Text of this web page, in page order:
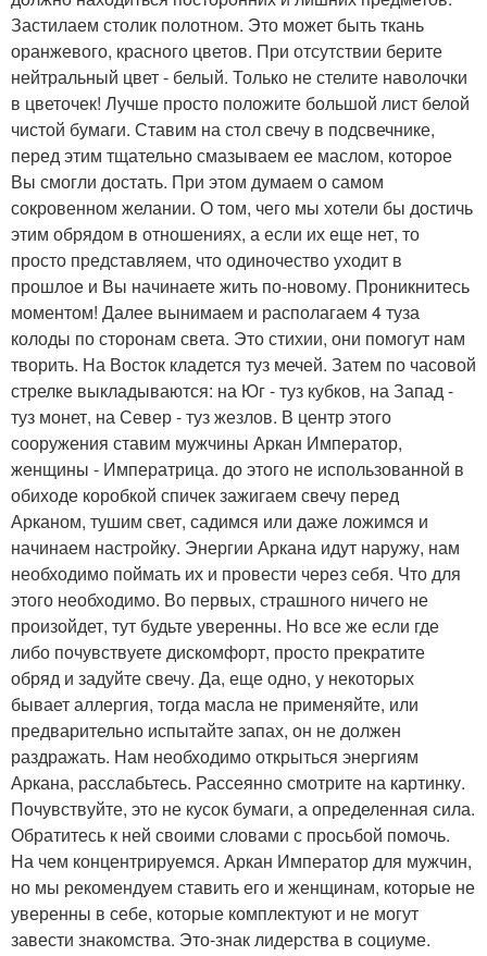
Застилаем столик полотном. Это может быть ткань
оранжевого, красного цветов. При отсутствии берите
нейтральный цвет - белый. Только не стелите наволочки
в цветочек! Лучше просто положите большой лист белой
чистой бумаги. Ставим на стол свечу в подсвечнике,
перед этим тщательно смазываем ее маслом, которое
Вы смогли достать. При этом думаем о самом
сокровенном желании. О том, чего мы хотели бы достичь
этим обрядом в отношениях, а если их еще нет, то
просто представляем, что одиночество уходит в
прошлое и Вы начинаете жить по-новому. Проникнитесь
моментом! Далее вынимаем и располагаем 4 туза
колоды по сторонам света. Это стихии, они помогут нам
творить. На Восток кладется туз мечей. Затем по часовой
стрелке выкладываются: на Юг - туз кубков, на Запад -
туз монет, на Север - туз жезлов. В центр этого
сооружения ставим мужчины Аркан Император,
женщины - Императрица. до этого не использованной в
обиходе коробкой спичек зажигаем свечу перед
Арканом, тушим свет, садимся или даже ложимся и
начинаем настройку. Энергии Аркана идут наружу, нам
необходимо поймать их и провести через себя. Что для
этого необходимо. Во первых, страшного ничего не
произойдет, тут будьте уверенны. Но все же если где
либо почувствуете дискомфорт, просто прекратите
обряд и задуйте свечу. Да, еще одно, у некоторых
бывает аллергия, тогда масла не применяйте, или
предварительно испытайте запах, он не должен
раздражать. Нам необходимо открыться энергиям
Аркана, расслабьтесь. Рассеянно смотрите на картинку.
Почувствуйте, это не кусок бумаги, а определенная сила.
Обратитесь к ней своими словами с просьбой помочь.
На чем концентрируемся. Аркан Император для мужчин,
но мы рекомендуем ставить его и женщинам, которые не
уверенны в себе, которые комплектуют и не могут
завести знакомства. Это-знак лидерства в социуме.